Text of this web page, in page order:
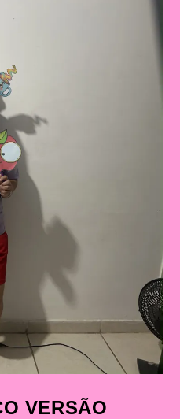
VERSÃO